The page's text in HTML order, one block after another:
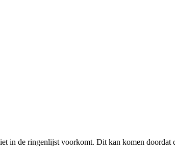
in de ringenlijst voorkomt. Dit kan komen